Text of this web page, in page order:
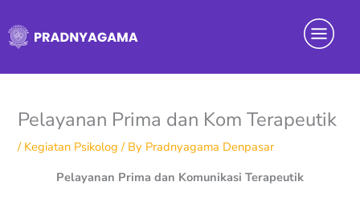
to
content
Menu
Pelayanan Prima dan Kom Terapeutik
/ Kegiatan Psikolog / By Pradnyagama Denpasar
Pelayanan Prima dan Komunikasi Terapeutik